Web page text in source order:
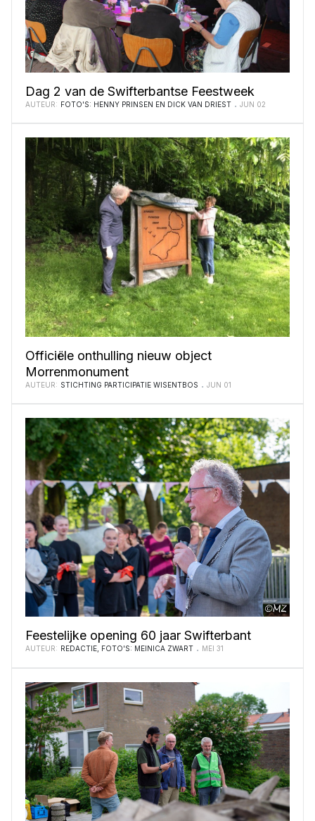
Dag 2 van de Swifterbantse Feestweek
AUTEUR: FOTO'S: HENNY PRINSEN EN DICK VAN DRIEST JUN 02
Officiële onthulling nieuw object
Morrenmonument
AUTEUR: STICHTING PARTICIPATIE WISENTBOS JUN 01
Feestelijke opening 60 jaar Swifterbant
AUTEUR: REDACTIE, FOTO'S: MEINICA ZWART MEI 31